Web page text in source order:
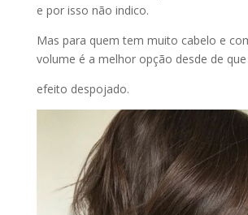
e por isso não indico.
Mas para quem tem muito cabelo e
volume é a melhor opção desde de
efeito despojado.